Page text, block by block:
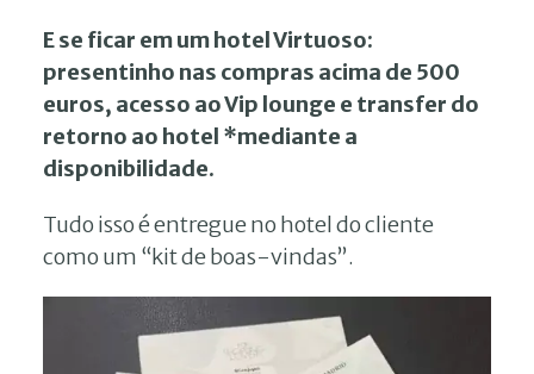
E se ficar em um hotel Virtuoso:
presentinho nas compras acima de 500
euros, acesso ao Vip lounge e transfer do
retorno ao hotel *mediante a
disponibilidade.
Tudo isso é entregue no hotel do cliente
como um “kit de boas-vindas”.